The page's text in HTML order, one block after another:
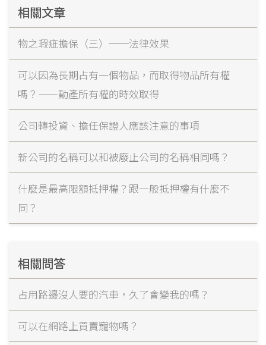
相關文章
物之瑕疵擔保（三）──法律效果
可以因為長期占有一個物品，而取得物品所有權
嗎？——動產所有權的時效取得
公司轉投資、擔任保證人應該注意的事項
新公司的名稱可以和被廢止公司的名稱相同嗎？
什麼是最高限額抵押權？跟一般抵押權有什麼不
同？
相關問答
占用路邊沒人要的汽車，久了會變我的嗎？
可以在網路上買賣寵物嗎？